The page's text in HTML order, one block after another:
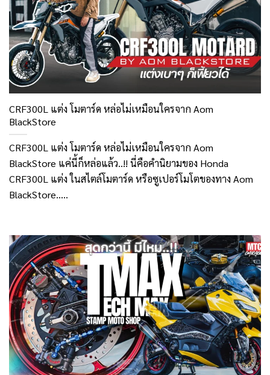
CRF300L แต่ง โมตาร์ด หล่อไม่เหมือนใครจาก Aom
BlackStore
CRF300L แต่ง โมตาร์ด หล่อไม่เหมือนใครจาก Aom
BlackStore แค่นี้ก็หล่อแล้ว..!! นี่คือคำนิยามของ Honda
CRF300L แต่ง ในสไตล์โมตาร์ด หรือซูเปอร์โมโตของทาง Aom
BlackStore.....